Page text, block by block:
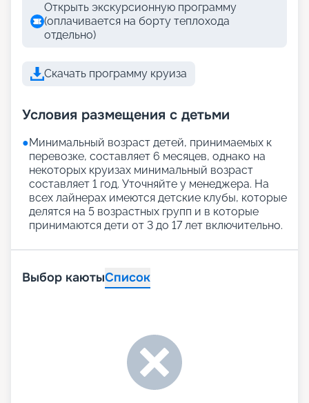
Открыть экскурсионную программу
(оплачивается на борту теплохода
отдельно)
Скачать программу круиза
Условия размещения с детьми
●Минимальный возраст детей, принимаемых к
перевозке, составляет 6 месяцев, однако на
некоторых круизах минимальный возраст
составляет 1 год. Уточняйте у менеджера. На
всех лайнерах имеются детские клубы, которые
делятся на 5 возрастных групп и в которые
принимаются дети от 3 до 17 лет включительно.
Выбор каютыСписок